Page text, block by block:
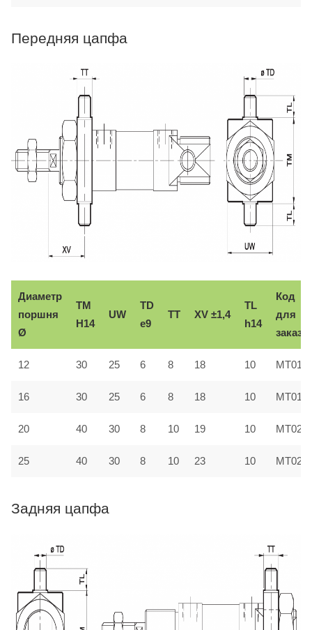
Передняя цапфа
Диаметр
поршня
Ø
TM
H14
UW
TD
e9
TT XV ±1,4
TL
h14
Код
для
заказа
12 30 25 6 8 18 10 MT016
16 30 25 6 8 18 10 MT016
20 40 30 8 10 19 10 MT022
25 40 30 8 10 23 10 MT022
Задняя цапфа